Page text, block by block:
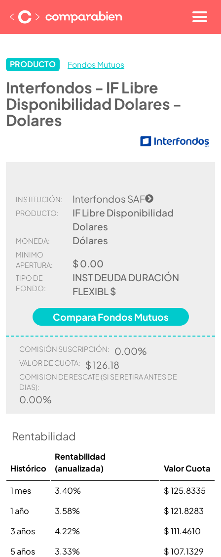
PRODUCTO Fondos Mutuos
Interfondos - IF Libre
Disponibilidad Dolares -
Dolares
INSTITUCIÓN: Interfondos SAF
PRODUCTO:
IF Libre Disponibilidad
Dolares
MONEDA: Dólares
MINIMO
APERTURA:
$ 0.00
TIPO DE
FONDO:
INST DEUDA DURACIÓN
FLEXIBL $
Compara Fondos Mutuos
COMISIÓN SUSCRIPCIÓN: 0.00%
VALOR DE CUOTA: $ 126.18
COMISION DE RESCATE (SI SE RETIRA ANTES DE
DIAS):
0.00%
Rentabilidad
Histórico
Rentabilidad
(anualizada)
Valor Cuota
1 mes 3.40%
$ 125.8335
1 año
3.58%
$ 121.8283
3 años
4.22%
$ 111.4610
5 años
3.33%
$ 107.1329